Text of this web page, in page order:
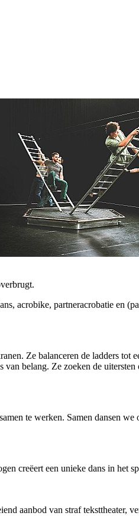
acrobike, partneracrobatie en
Ze balanceren de ladders tot
belang. Ze zoeken de
te werken. Samen dansen
creëert een unieke dans in het
aanbod van straf teksttheater,